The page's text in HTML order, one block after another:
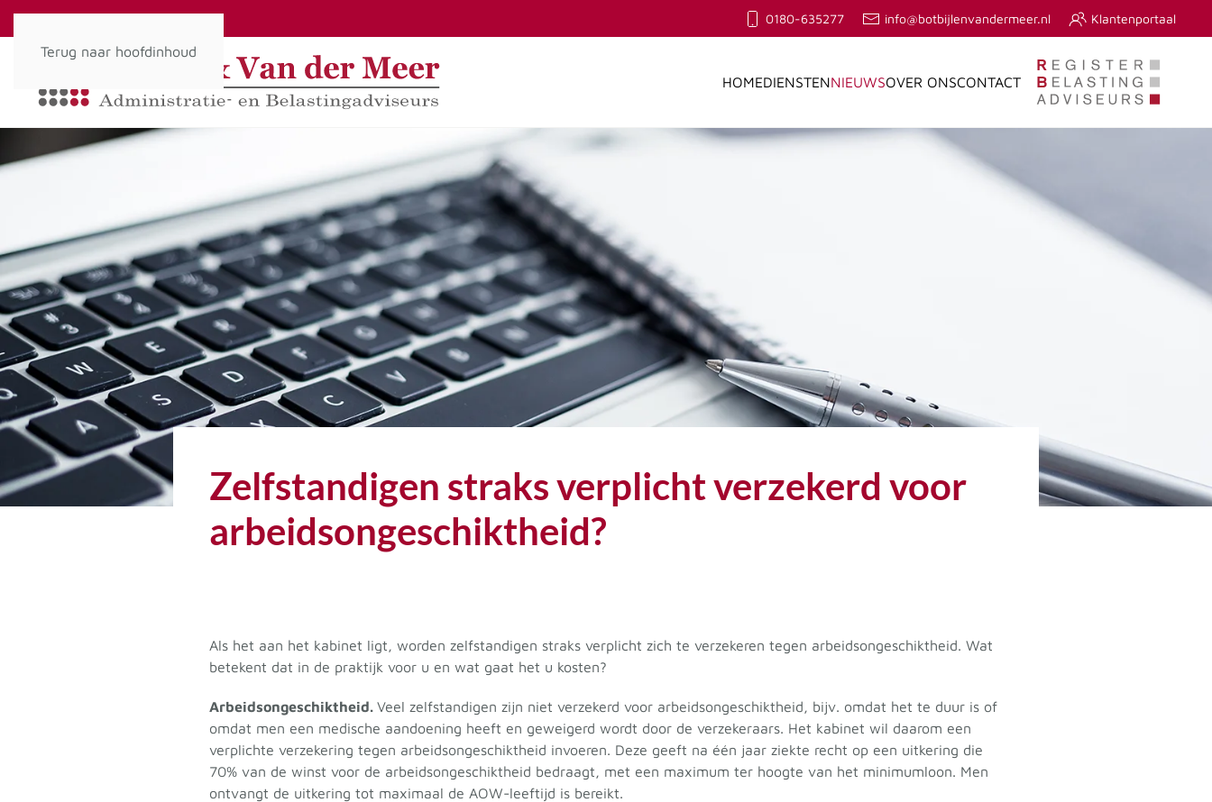
Terug naar hoofdinhoud
0180-635277 info@botbijlenvandermeer.nl Klantenportaal
HOMEDIENSTENNIEUWSOVER ONSCONTACT
Zelfstandigen straks verplicht verzekerd voor
arbeidsongeschiktheid?
Als het aan het kabinet ligt, worden zelfstandigen straks verplicht zich te verzekeren tegen arbeidsongeschiktheid. Wat
betekent dat in de praktijk voor u en wat gaat het u kosten?
Arbeidsongeschiktheid. Veel zelfstandigen zijn niet verzekerd voor arbeidsongeschiktheid, bijv. omdat het te duur is of
omdat men een medische aandoening heeft en geweigerd wordt door de verzekeraars. Het kabinet wil daarom een
verplichte verzekering tegen arbeidsongeschiktheid invoeren. Deze geeft na één jaar ziekte recht op een uitkering die
70% van de winst voor de arbeidsongeschiktheid bedraagt, met een maximum ter hoogte van het minimumloon. Men
ontvangt de uitkering tot maximaal de AOW-leeftijd is bereikt.